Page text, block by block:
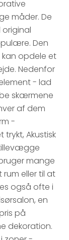
måder. De
Den
opdele et
Nedenfor
- lad
skærmene
af dem
-
Akustisk
mange
eller til at
også ofte i
en
på
dekoration.